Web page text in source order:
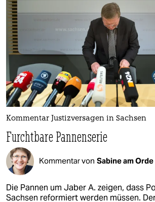
Kommentar Justizversagen in Sachsen
Furchtbare Pannenserie
Kommentar von Sabine am Orde
Die Pannen um Jaber A. zeigen, dass
Sachsen reformiert werden müssen.